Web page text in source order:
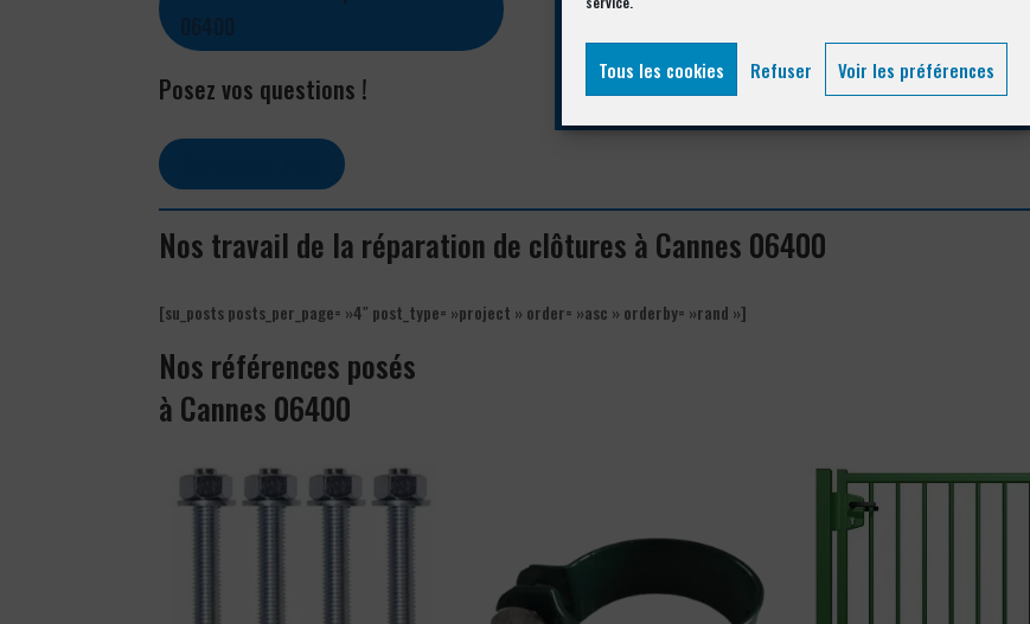
Tous les cookies Refuser Voir les préférences
Posez vos questions !
04 93 74 33 76
Nos travail de la réparation de clôtures à Cannes 06400
[su_posts posts_per_page= »4″ post_type= »project » order= »asc » orderby= »rand »]
Nos références posés
à Cannes 06400